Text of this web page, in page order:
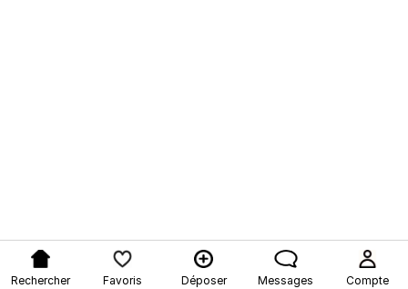
Rechercher Favoris Déposer Messages Compte